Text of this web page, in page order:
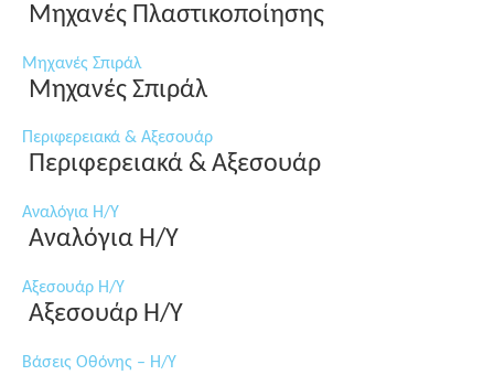
Μηχανές Πλαστικοποίησης
Μηχανές Σπιράλ
Μηχανές Σπιράλ
Περιφερειακά & Αξεσουάρ
Περιφερειακά & Αξεσουάρ
Αναλόγια Η/Υ
Αναλόγια Η/Υ
Αξεσουάρ Η/Υ
Αξεσουάρ Η/Υ
Βάσεις Οθόνης – Η/Υ